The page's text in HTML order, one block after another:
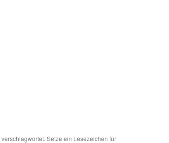
verschlagwortet. Setze ein Lesezeichen für